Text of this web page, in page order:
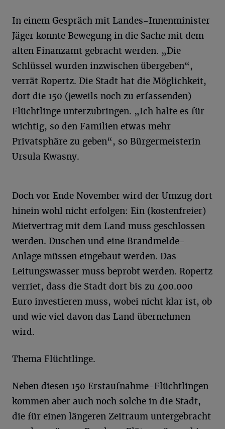
In einem Gespräch mit Landes-Innenminister
Jäger konnte Bewegung in die Sache mit dem
alten Finanzamt gebracht werden. „Die
Schlüssel wurden inzwischen übergeben“,
verrät Ropertz. Die Stadt hat die Möglichkeit,
dort die 150 (jeweils noch zu erfassenden)
Flüchtlinge unterzubringen. „Ich halte es für
wichtig, so den Familien etwas mehr
Privatsphäre zu geben“, so Bürgermeisterin
Ursula Kwasny.
Doch vor Ende November wird der Umzug dort
hinein wohl nicht erfolgen: Ein (kostenfreier)
Mietvertrag mit dem Land muss geschlossen
werden. Duschen und eine Brandmelde-
Anlage müssen eingebaut werden. Das
Leitungswasser muss beprobt werden. Ropertz
verriet, dass die Stadt dort bis zu 400.000
Euro investieren muss, wobei nicht klar ist, ob
und wie viel davon das Land übernehmen
wird.
Thema Flüchtlinge.
Neben diesen 150 Erstaufnahme-Flüchtlingen
kommen aber auch noch solche in die Stadt,
die für einen längeren Zeitraum untergebracht